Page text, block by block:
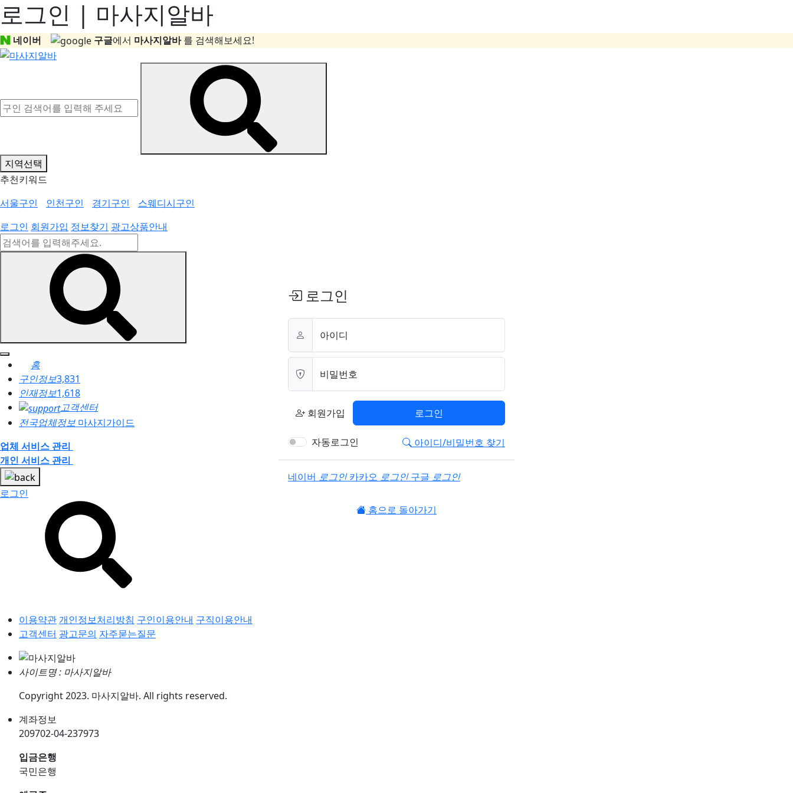
로그인 | 마사지알바
네이버 구글에서 마사지알바를 검색해보세요!
지역선택
추천키워드
서울구인
인천구인 경기구인
스웨디시구인
로그인 회원가입 정보찾기 광고상품안내
홈
구인정보3,831
인재정보1,618
고객센터
전국업체정보 마사지가이드
업체 서비스 관리
개인 서비스 관리
로그인
로그인
아이디
비밀번호
회원가입 로그인
자동로그인 아이디/비밀번호 찾기
소셜계정으로 로그인
네이버 로그인 카카오 로그인 구글 로그인
홈으로 돌아가기
이용약관 개인정보처리방침 구인이용안내 구직이용안내
고객센터 광고문의 자주묻는질문
사이트명 : 마사지알바
Copyright 2023. 마사지알바. All rights reserved.
계좌정보
209702-04-237973
입금은행
국민은행